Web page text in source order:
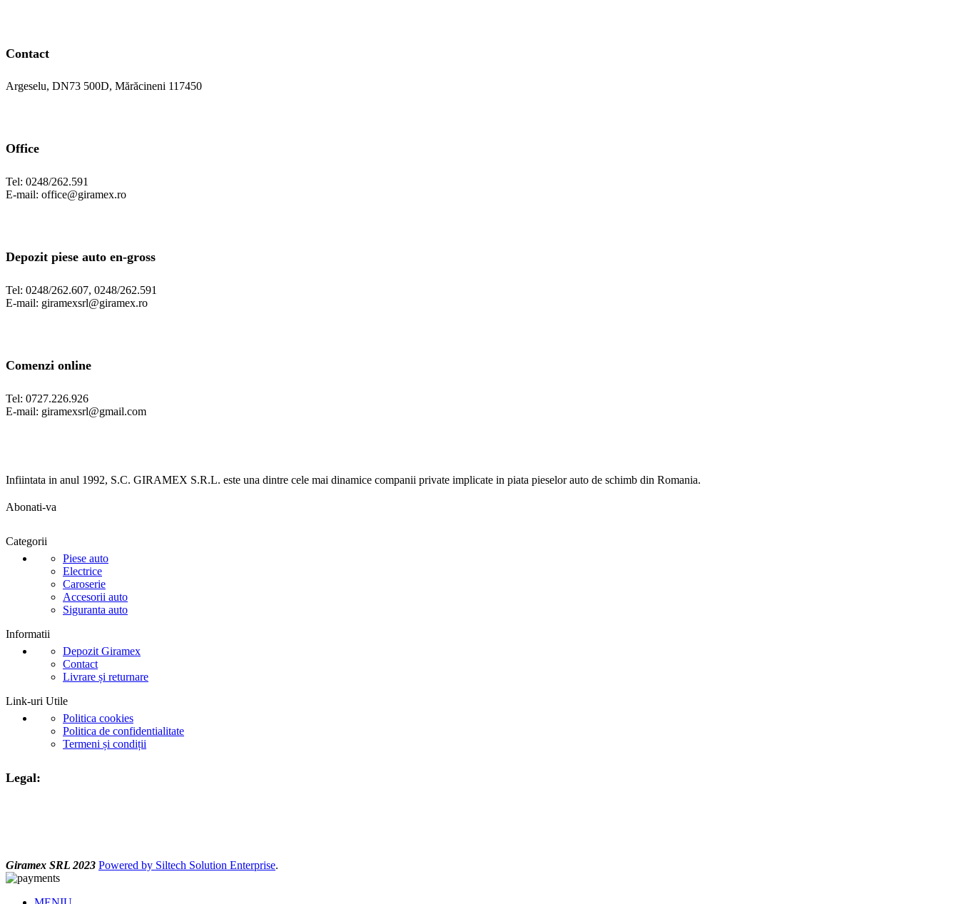
Contact
Argeselu, DN73 500D, Mărăcineni 117450
Office
Tel: 0248/262.591
E-mail: office@giramex.ro
Depozit piese auto en-gross
Tel: 0248/262.607, 0248/262.591
E-mail: giramexsrl@giramex.ro
Comenzi online
Tel: 0727.226.926
E-mail: giramexsrl@gmail.com
Infiintata in anul 1992, S.C. GIRAMEX S.R.L. este una dintre cele mai dinamice companii private implicate in piata pieselor auto de schimb din Romania.
Abonati-va
Categorii
Piese auto
Electrice
Caroserie
Accesorii auto
Siguranta auto
Informatii
Depozit Giramex
Contact
Livrare și returnare
Link-uri Utile
Politica cookies
Politica de confidentialitate
Termeni și condiții
Legal:
Giramex SRL 2023 Powered by Siltech Solution Enterprise.